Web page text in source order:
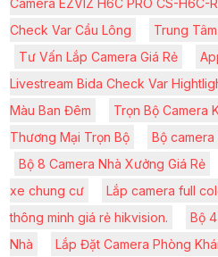
Check Var Cầu Lông
Trung
Tư Vấn Lắp Camera Giá Rẻ
Livestream Bida Check Var
Màu Ban Đêm
Trọn Bộ Camera
Thương Mại Trọn Bộ
Bộ
Bộ 8 Camera Nhà Xưởng Giá Rẻ
xe chung cư
Lắp camera full
thông minh giá rẻ hikvision.
Bộ
Nhà
Lắp Đặt Camera Phòng